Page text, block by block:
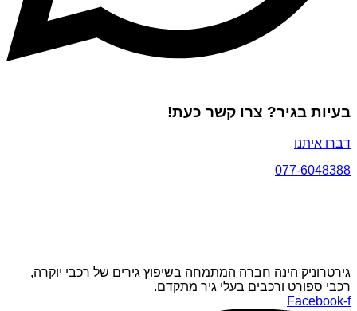
בעיות בגיר? צרו קשר כעת!
דברו איתנו
077-6048388
גירטרוניק הינה חברה המתמחה בשיפוץ גירים של רכבי יוקרה,
רכבי ספורט ורכבים בעלי גיר מתקדם.
Facebook-f